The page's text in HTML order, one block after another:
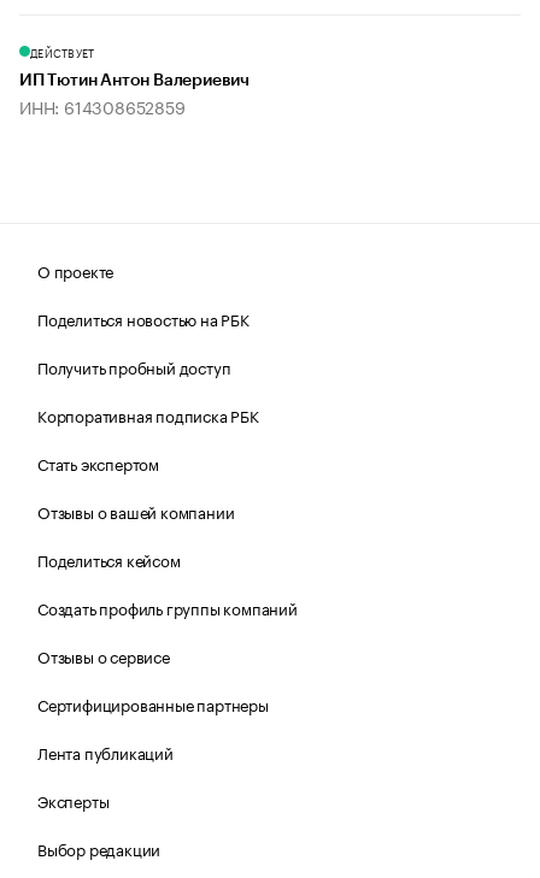
ДЕЙСТВУЕТ
ИП Тютин Антон Валериевич
ИНН: 614308652859
О проекте
Поделиться новостью на РБК
Получить пробный доступ
Корпоративная подписка РБК
Стать экспертом
Отзывы о вашей компании
Поделиться кейсом
Создать профиль группы компаний
Отзывы о сервисе
Сертифицированные партнеры
Лента публикаций
Эксперты
Выбор редакции